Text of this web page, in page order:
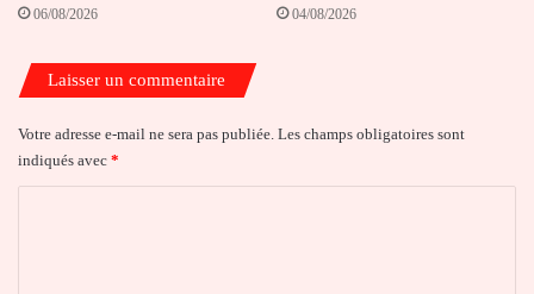
06/08/2026 04/08/2026
Laisser un commentaire
Votre adresse e-mail ne sera pas publiée. Les champs obligatoires sont
indiqués avec *